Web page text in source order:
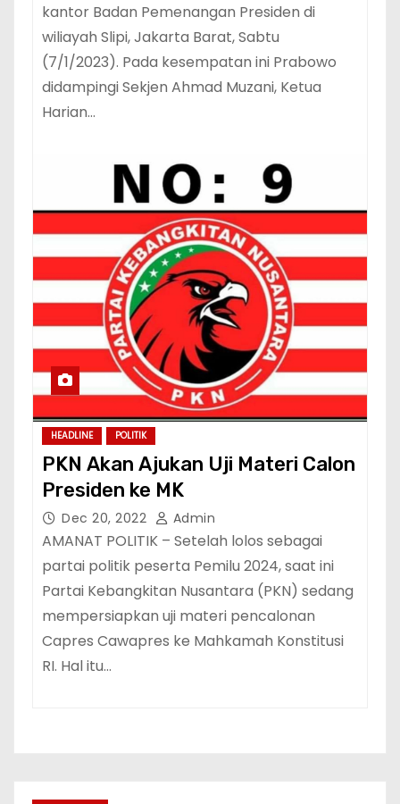
kantor Badan Pemenangan Presiden di
wiliayah Slipi, Jakarta Barat, Sabtu
(7/1/2023). Pada kesempatan ini Prabowo
didampingi Sekjen Ahmad Muzani, Ketua
Harian…
HEADLINE POLITIK
PKN Akan Ajukan Uji Materi Calon
Presiden ke MK
Dec 20, 2022 Admin
AMANAT POLITIK – Setelah lolos sebagai
partai politik peserta Pemilu 2024, saat ini
Partai Kebangkitan Nusantara (PKN) sedang
mempersiapkan uji materi pencalonan
Capres Cawapres ke Mahkamah Konstitusi
RI. Hal itu…